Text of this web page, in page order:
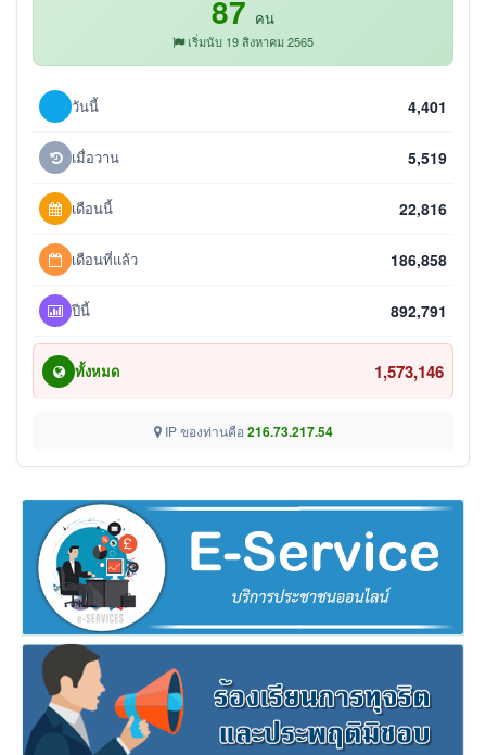
87 คน
เริ่มนับ 19 สิงหาคม 2565
วันนี้ 4,401
เมื่อวาน 5,519
เดือนนี้ 22,816
เดือนที่แล้ว 186,858
ปีนี้ 892,791
ทั้งหมด 1,573,146
IP ของท่านคือ 216.73.217.54